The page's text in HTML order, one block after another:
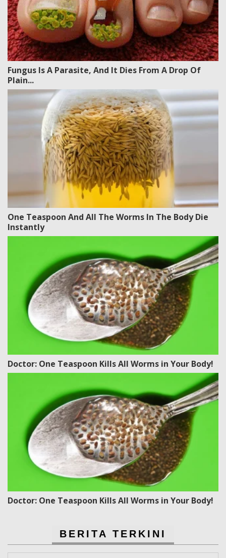
Fungus Is A Parasite, And It Dies From A Drop Of
Plain...
One Teaspoon And All The Worms In The Body Die
Instantly
Doctor: One Teaspoon Kills All Worms in Your Body!
Doctor: One Teaspoon Kills All Worms in Your Body!
BERITA TERKINI